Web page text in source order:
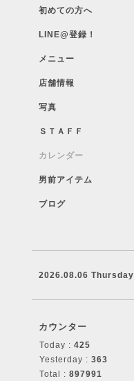
初めての方へ
LINE@登録！
メニュー
店舗情報
写真
ＳＴＡＦＦ
カレンダー
男前アイテム
ブログ
2026.08.06 Thursday
カウンター
Today : 425
Yesterday : 363
Total : 897991